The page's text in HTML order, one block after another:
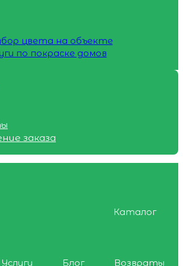
цвета на объекте
по покраске домов
заказа
Каталог
Услуги Блог
Возвраты